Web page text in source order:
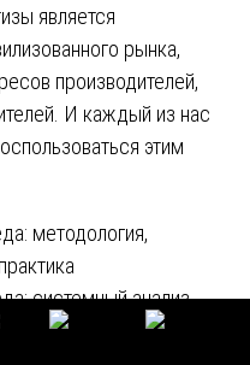
является
рынка,
производителей,
И каждый из нас
этим
методология,
системный анализ